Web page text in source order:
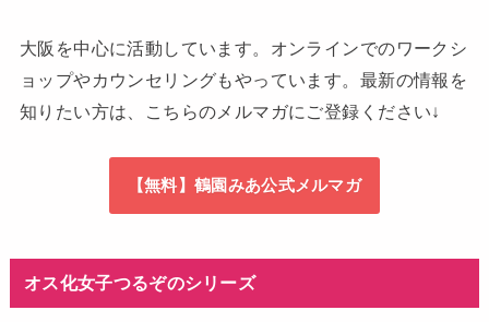
大阪を中心に活動しています。オンラインでのワークシ
ョップやカウンセリングもやっています。最新の情報を
知りたい方は、こちらのメルマガにご登録ください↓
【無料】鶴園みあ公式メルマガ
オス化女子つるぞのシリーズ